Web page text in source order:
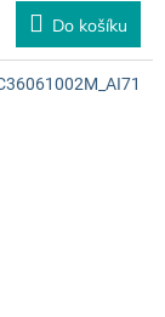
Do košíku